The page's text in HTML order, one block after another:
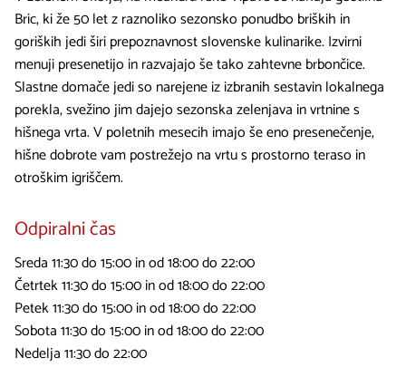
Bric, ki že 50 let z raznoliko sezonsko ponudbo briških in
goriških jedi širi prepoznavnost slovenske kulinarike. Izvirni
menuji presenetijo in razvajajo še tako zahtevne brbončice.
Slastne domače jedi so narejene iz izbranih sestavin lokalnega
porekla, svežino jim dajejo sezonska zelenjava in vrtnine s
hišnega vrta. V poletnih mesecih imajo še eno presenečenje,
hišne dobrote vam postrežejo na vrtu s prostorno teraso in
otroškim igriščem.
Odpiralni čas
Sreda 11:30 do 15:00 in od 18:00 do 22:00
Četrtek 11:30 do 15:00 in od 18:00 do 22:00
Petek 11:30 do 15:00 in od 18:00 do 22:00
Sobota 11:30 do 15:00 in od 18:00 do 22:00
Nedelja 11:30 do 22:00